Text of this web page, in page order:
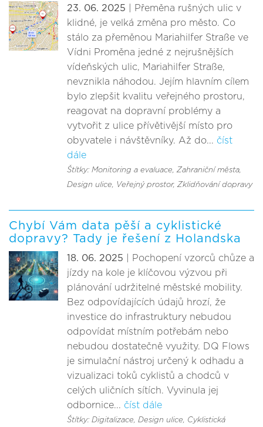
23. 06. 2025 | Přeměna rušných ulic v
klidné, je velká změna pro město. Co
stálo za přeměnou Mariahilfer Straße ve
Vídni Proměna jedné z nejrušnějších
vídeňských ulic, Mariahilfer Straße,
nevznikla náhodou. Jejím hlavním cílem
bylo zlepšit kvalitu veřejného prostoru,
reagovat na dopravní problémy a
vytvořit z ulice přívětivější místo pro
obyvatele i návštěvníky. Až do... číst
dále
Štítky: Monitoring a evaluace, Zahraniční města,
Design ulice, Veřejný prostor, Zklidňování dopravy
Chybí Vám data pěší a cyklistické
dopravy? Tady je řešení z Holandska
18. 06. 2025 | Pochopení vzorců chůze a
jízdy na kole je klíčovou výzvou při
plánování udržitelné městské mobility.
Bez odpovídajících údajů hrozí, že
investice do infrastruktury nebudou
odpovídat místním potřebám nebo
nebudou dostatečně využity. DQ Flows
je simulační nástroj určený k odhadu a
vizualizaci toků cyklistů a chodců v
celých uličních sítích. Vyvinula jej
odbornice... číst dále
Štítky: Digitalizace, Design ulice, Cyklistická